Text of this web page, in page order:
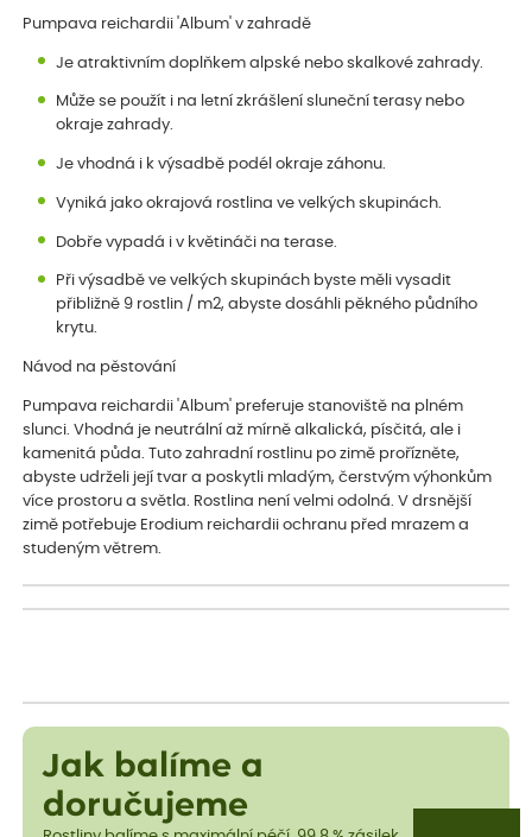
Pumpava reichardii 'Album' v zahradě
Je atraktivním doplňkem alpské nebo skalkové zahrady.
Může se použít i na letní zkrášlení sluneční terasy nebo
okraje zahrady.
Je vhodná i k výsadbě podél okraje záhonu.
Vyniká jako okrajová rostlina ve velkých skupinách.
Dobře vypadá i v květináči na terase.
Při výsadbě ve velkých skupinách byste měli vysadit
přibližně 9 rostlin / m2, abyste dosáhli pěkného půdního
krytu.
Návod na pěstování
Pumpava reichardii 'Album' preferuje stanoviště na plném
slunci. Vhodná je neutrální až mírně alkalická, písčitá, ale i
kamenitá půda. Tuto zahradní rostlinu po zimě prořízněte,
abyste udrželi její tvar a poskytli mladým, čerstvým výhonkům
více prostoru a světla. Rostlina není velmi odolná. V drsnější
zimě potřebuje Erodium reichardii ochranu před mrazem a
studeným větrem.
Jak balíme a
doručujeme